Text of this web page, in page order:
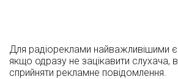
Для радіореклами найважливішими
якщо одразу не зацікавити слухача,
сприйняти рекламне повідомлення.